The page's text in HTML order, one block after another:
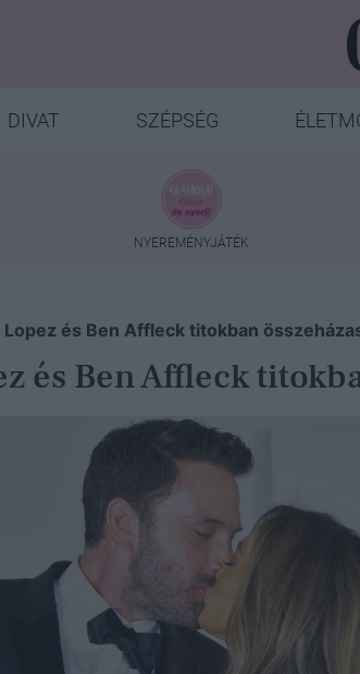
DIVAT SZÉPSÉG
NYEREMÉNYJÁTÉK
és Ben Affleck titokban
és Ben Affleck